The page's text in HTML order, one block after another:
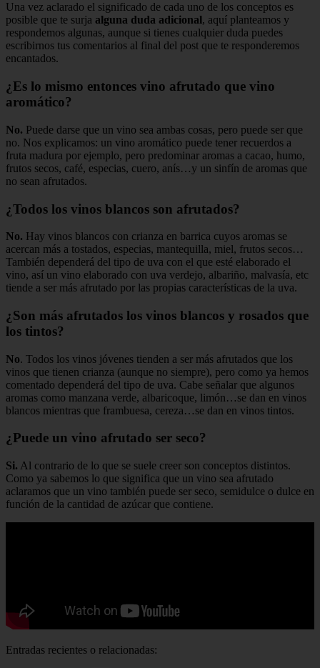
Una vez aclarado el significado de cada uno de los conceptos es
posible que te surja alguna duda adicional, aquí planteamos y
respondemos algunas, aunque si tienes cualquier duda puedes
escribirnos tus comentarios al final del post que te responderemos
encantados.
¿Es lo mismo entonces vino afrutado que vino
aromático?
No. Puede darse que un vino sea ambas cosas, pero puede ser que
no. Nos explicamos: un vino aromático puede tener recuerdos a
fruta madura por ejemplo, pero predominar aromas a cacao, humo,
frutos secos, café, especias, cuero, anís…y un sinfín de aromas que
no sean afrutados.
¿Todos los vinos blancos son afrutados?
No. Hay vinos blancos con crianza en barrica cuyos aromas se
acercan más a tostados, especias, mantequilla, miel, frutos secos…
También dependerá del tipo de uva con el que esté elaborado el
vino, así un vino elaborado con uva verdejo, albariño, malvasía, etc
tiende a ser más afrutado por las propias características de la uva.
¿Son más afrutados los vinos blancos y rosados que
los tintos?
No. Todos los vinos jóvenes tienden a ser más afrutados que los
vinos que tienen crianza (aunque no siempre), pero como ya hemos
comentado dependerá del tipo de uva. Cabe señalar que algunos
aromas como manzana verde, albaricoque, limón…se dan en vinos
blancos mientras que frambuesa, cereza…se dan en vinos tintos.
¿Puede un vino afrutado ser seco?
Si. Al contrario de lo que se suele creer son conceptos distintos.
Como ya sabemos lo que significa que un vino sea afrutado
aclaramos que un vino también puede ser seco, semidulce o dulce en
función de la cantidad de azúcar que contiene.
Entradas recientes o relacionadas: